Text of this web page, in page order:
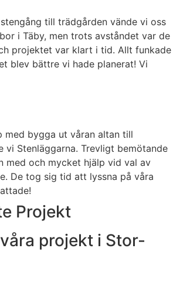
till trädgården vände vi oss
i Täby, men trots avståndet var de
projektet var klart i tid. Allt funkade
blev bättre vi hade planerat! Vi
med bygga ut våran altan till
vi Stenläggarna. Trevligt bemötande
med och mycket hjälp vid val av
De tog sig tid att lyssna på våra
Projekt
projekt i Stor-